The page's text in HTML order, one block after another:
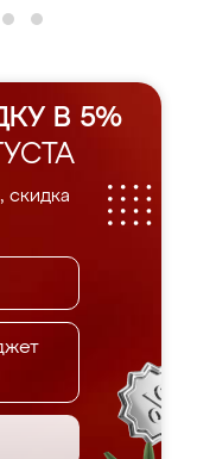
В 5%
скидка